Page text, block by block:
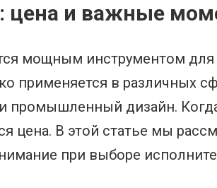
цена и важные
мощным инструментом
применяется в различных
промышленный дизайн.
цена. В этой статье мы
при выборе